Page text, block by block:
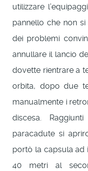
utilizzare
pannello che non
dei problemi
annullare il lancio
dovette rientrare a
orbita, dopo due
manualmente i
discesa.
paracadute si
portò la capsula ad
40 metri al